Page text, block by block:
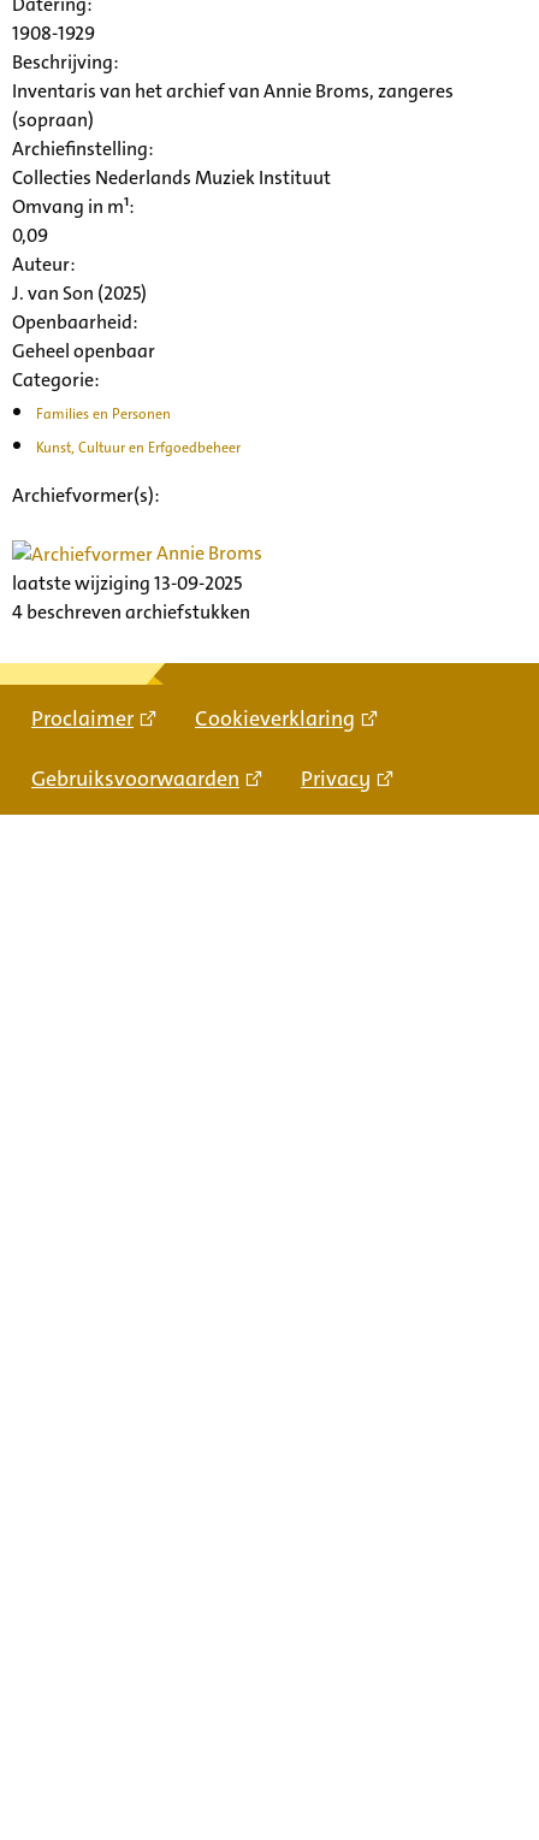
1908-1929
Beschrijving:
Inventaris van het archief van Annie Broms, zangeres
(sopraan)
Archiefinstelling:
Collecties Nederlands Muziek Instituut
Omvang in m¹:
0,09
Auteur:
J. van Son (2025)
Openbaarheid:
Geheel openbaar
Categorie:
Families en Personen
Kunst, Cultuur en Erfgoedbeheer
Archiefvormer(s):
Annie Broms
laatste wijziging 13-09-2025
4 beschreven archiefstukken
Proclaimer Cookieverklaring
Gebruiksvoorwaarden Privacy